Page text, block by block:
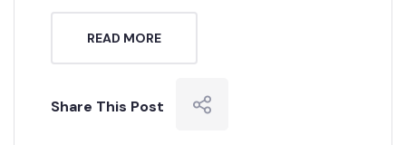
READ MORE
Share This Post